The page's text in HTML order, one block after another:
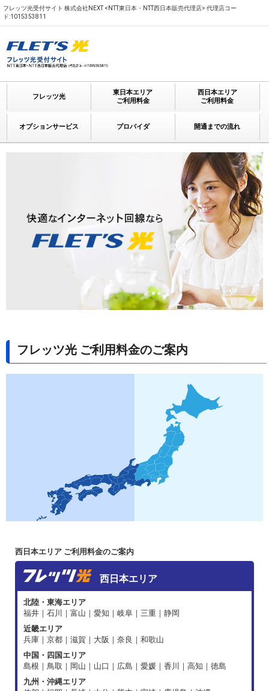
フレッツ光受付サイト 株式会社NEXT <NTT東日本・NTT西日本販売代理店> 代理店コー
ド:1015353811
フレッツ光
東日本エリア
ご利用料金
西日本エリア
ご利用料金
オプションサービス プロバイダ 開通までの流れ
フレッツ光 ご利用料金のご案内
西日本エリア ご利用料金のご案内
西日本エリア
北陸・東海エリア
福井｜石川｜富山｜愛知｜岐阜｜三重｜静岡
近畿エリア
兵庫｜京都｜滋賀｜大阪｜奈良｜和歌山
中国・四国エリア
島根｜鳥取｜岡山｜山口｜広島｜愛媛｜香川｜高知｜徳島
九州・沖縄エリア